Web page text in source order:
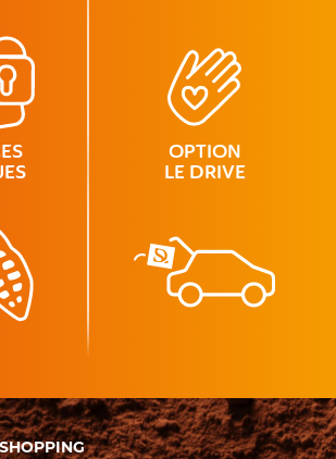
OPTION
LE DRIVE
SHOPPING